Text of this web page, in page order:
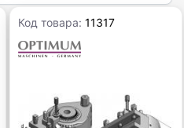
Код товара:11317